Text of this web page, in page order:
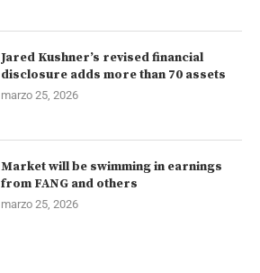
Jared Kushner’s revised financial
disclosure adds more than 70 assets
marzo 25, 2026
Market will be swimming in earnings
from FANG and others
marzo 25, 2026